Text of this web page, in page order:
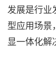
发展是行业
型应用场景
显一体化解